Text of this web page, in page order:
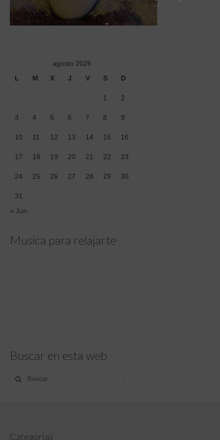
Tiendas
Contacto
agosto 2026
L
M X J V S D
1 2
3 4 5 6 7 8 9
10 11 12 13 14 15 16
17 18 19 20 21 22 23
24 25 26 27 28 29 30
31
« Jun
Musica para relajarte
Buscar en esta web
Buscar
por:
Categorías